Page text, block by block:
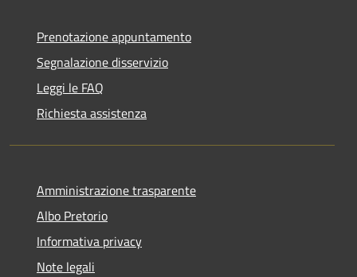
Prenotazione appuntamento
Segnalazione disservizio
Leggi le FAQ
Richiesta assistenza
Amministrazione trasparente
Albo Pretorio
Informativa privacy
Note legali